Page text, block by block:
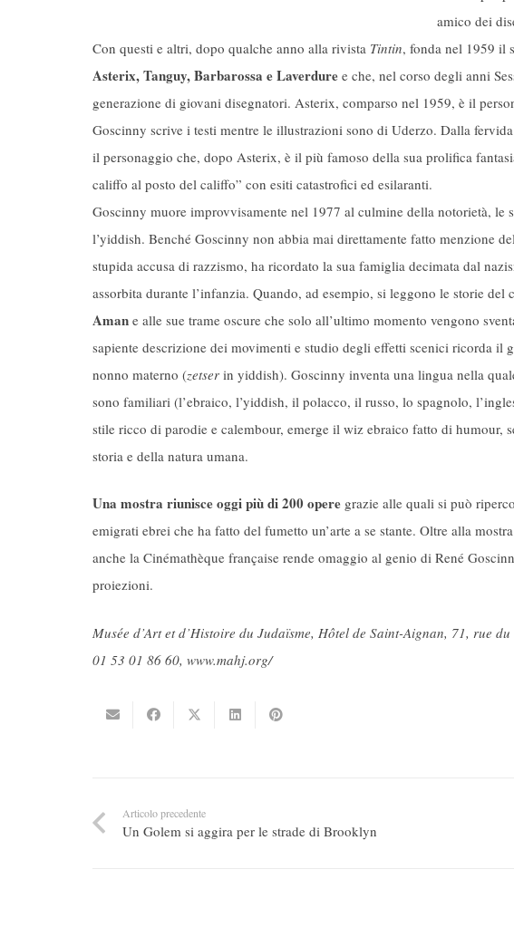
amico dei
Con questi e altri, dopo qualche anno alla rivista Tintin, fonda nel 1959 il
Asterix, Tanguy, Barbarossa e Laverdure e che, nel corso degli anni
generazione di giovani disegnatori. Asterix, comparso nel 1959, è il
Goscinny scrive i testi mentre le illustrazioni sono di Uderzo. Dalla
il personaggio che, dopo Asterix, è il più famoso della sua prolifica
califfo al posto del califfo” con esiti catastrofici ed esilaranti.
Goscinny muore improvvisamente nel 1977 al culmine della notorietà, le
l’yiddish. Benché Goscinny non abbia mai direttamente fatto menzione
stupida accusa di razzismo, ha ricordato la sua famiglia decimata dal
assorbita durante l’infanzia. Quando, ad esempio, si leggono le storie del
Aman e alle sue trame oscure che solo all’ultimo momento vengono
sapiente descrizione dei movimenti e studio degli effetti scenici ricorda il
nonno materno (zetser in yiddish). Goscinny inventa una lingua nella
sono familiari (l’ebraico, l’yiddish, il polacco, il russo, lo spagnolo,
stile ricco di parodie e calembour, emerge il wiz ebraico fatto di humour,
storia e della natura umana.
Una mostra riunisce oggi più di 200 opere grazie alle quali si può
emigrati ebrei che ha fatto del fumetto un’arte a se stante. Oltre alla
anche la Cinémathèque française rende omaggio al genio di René
proiezioni.
Musée d’Art et d’Histoire du Judaïsme, Hôtel de Saint-Aignan, 71, rue
01 53 01 86 60, www.mahj.org/
Articolo precedente
Un Golem si aggira per le strade di Brooklyn